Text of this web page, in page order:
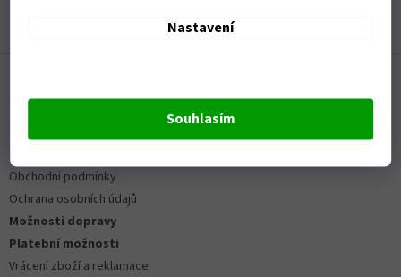
Nastavení
Souhlasím
Obchodní podmínky
Ochrana osobních údajů
Možnosti dopravy
Platební možnosti
Vrácení zboží a reklamace